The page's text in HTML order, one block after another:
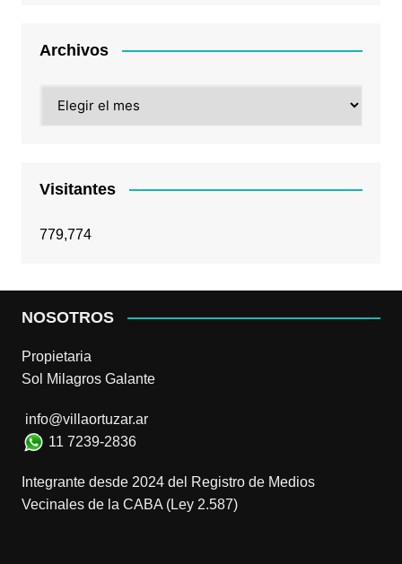
Archivos
Visitantes
779,774
NOSOTROS
Propietaria
Sol Milagros Galante
info@villaortuzar.ar
11 7239-2836
Integrante desde 2024 del Registro de Medios
Vecinales de la CABA (Ley 2.587)